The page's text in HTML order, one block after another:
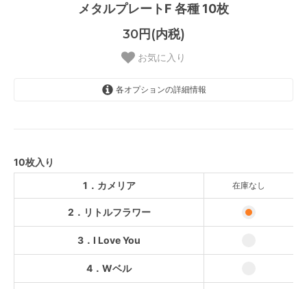
メタルプレートF 各種 10枚
30円(内税)
お気に入り
各オプションの詳細情報
10枚入り
1．カメリア
在庫なし
2．リトルフラワー
3．I Love You
4．Wベル